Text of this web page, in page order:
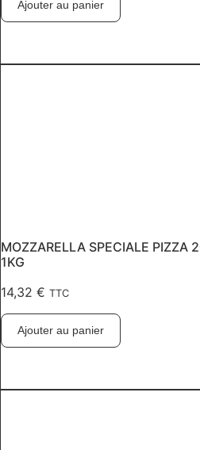
Ajouter au panier
MOZZARELLA SPECIALE PIZZA
1KG
14,32 € TTC
Ajouter au panier